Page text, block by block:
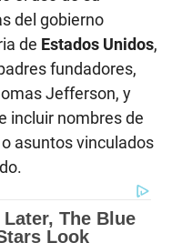
del gobierno
de Estados Unidos,
fundadores,
Jefferson, y
incluir nombres de
asuntos vinculados